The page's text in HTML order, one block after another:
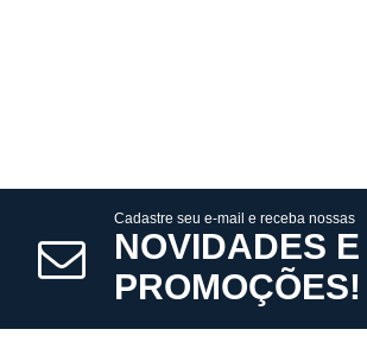
Cadastre seu e-mail e receba nossas
NOVIDADES E
PROMOÇÕES!